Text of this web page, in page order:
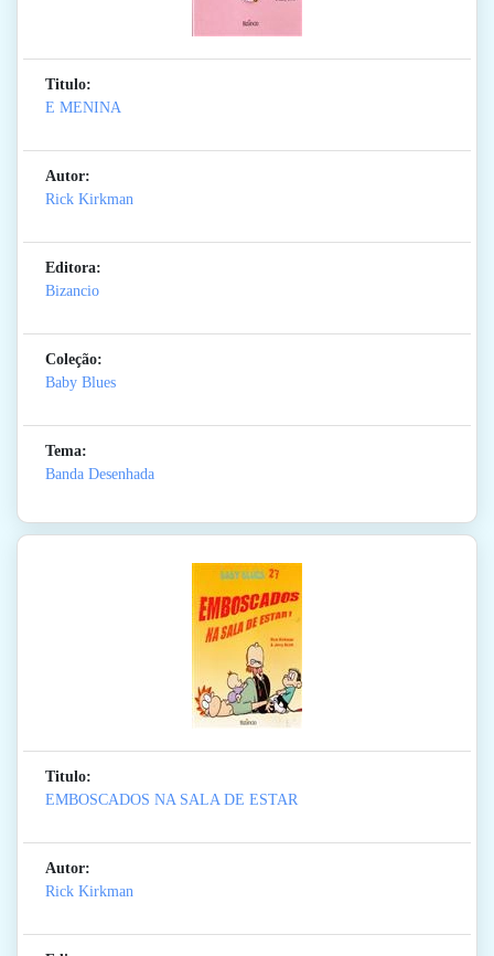
Titulo:
E MENINA
Autor:
Rick Kirkman
Editora:
Bizancio
Coleção:
Baby Blues
Tema:
Banda Desenhada
Titulo:
EMBOSCADOS NA SALA DE ESTAR
Autor:
Rick Kirkman